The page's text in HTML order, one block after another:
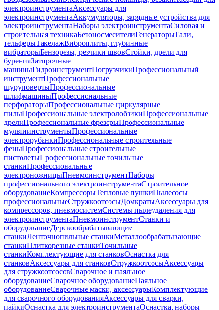
электроинструментаАксессуары для
электроинструментаАккумуляторы, зарядные устройства для
электроинструментаНаборы электроинструментаСиловая и
строительная техникаБетоносмесителиГенераторыТали,
тельферыТакелажВиброплиты, глубинные
вибраторыБензорезы, резчики швовСтойки, дрели для
буренияЗатирочные
машиныГидроинструментПогрузчикиПрофессиональный
инструментПрофессиональные
шуруповертыПрофессиональные
шлифмашиныПрофессиональные
перфораторыПрофессиональные циркулярные
пилыПрофессиональные электролобзикиПрофессиональные
дрелиПрофессиональные фрезерыПрофессиональные
мультиинструментыПрофессиональные
электрорубанкиПрофессиональные строительные
феныПрофессиональные строительные
пистолетыПрофессиональные точильные
станкиПрофессиональные
электроножницыПневмоинструментНаборы
профессионального электроинструментаСтроительное
оборудованиеКомпрессорыТепловые пушкиПылесосы
профессиональныеСтружкоотсосыДомкратыАксессуары для
компрессоров, пневмосистемСистемы пылеудаления для
электроинструментаПневмоинструментСтанки и
оборудованиеДеревообрабатывающие
станкиЛенточнопильные станкиМеталлообрабатывающие
станкиПлиткорезные станкиТочильные
станкиКомплектующие для станковОснастка для
станковАксессуары для станковСтружкоотсосыАксессуары
для стружкоотсосовСварочное и паяльное
оборудованиеСварочное оборудованиеПаяльное
оборудованиеСварочные маски, аксессуарыКомплектующие
для сварочного оборудованияАксессуары для сварки,
пайкиОснастка для электроинструментаОснастка, наборы